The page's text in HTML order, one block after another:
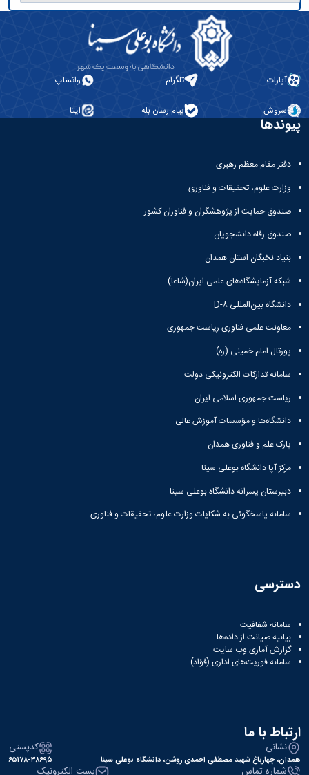
آپارات تلگرام واتساپ
سروش پیام رسان بله ایتا
پیوندها
دفتر مقام معظم رهبری
وزارت علوم، تحقیقات و فناوری
صندوق حمایت از پژوهشگران و فناوران کشور
صندوق رفاه دانشجویان
بنیاد نخبگان استان همدان
شبکه آزمایشگاه‌های علمی ایران(شاعا)
دانشگاه بین‌المللی D-۸
معاونت علمی فناوری ریاست جمهوری
پورتال امام خمینی (ره)
سامانه تدارکات الکترونیکی دولت
ریاست جمهوری اسلامی ایران
دانشگاه‌ها و مؤسسات آموزش عالی
پارک علم و فناوری همدان
مرکز آپا دانشگاه بوعلی سینا
دبیرستان پسرانه دانشگاه بوعلی سینا
سامانه پاسخگوئی به شکایات وزارت علوم، تحقیقات و فناوری
دسترسی
سامانه شفافیت
بیانیه صیانت از داده‌ها
گزارش آماری وب‌ سایت
سامانه فوریت‌های اداری (فؤاد)
ارتباط با ما
نشانی
همدان، چهارباغ شهید مصطفی احمدی روشن، دانشگاه بوعلی سینا
کدپستی
۶۵۱۷۸-۳۸۶۹۵
شماره تماس پست الکترونیک